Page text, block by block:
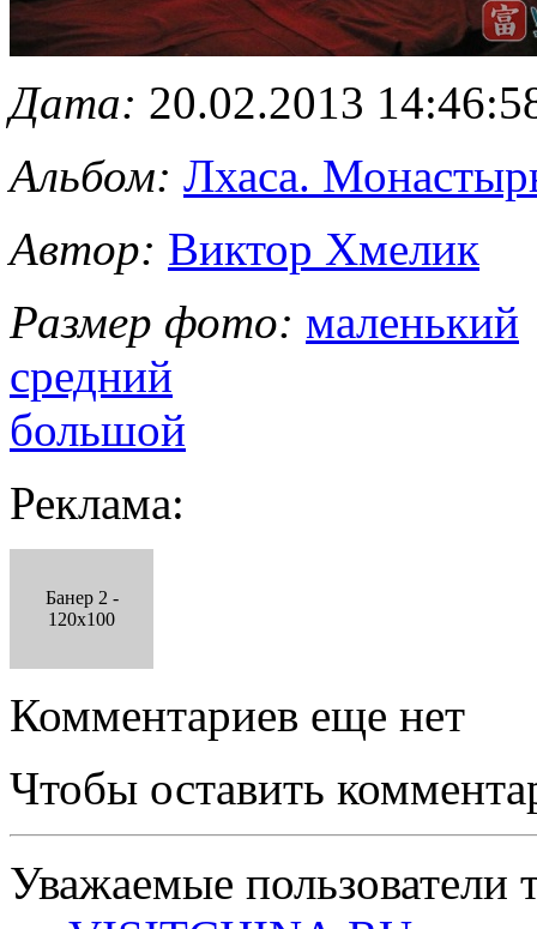
Дата: 20.02.2013
Альбом: Лхаса.
Автор: Виктор Хмелик
Размер фото: маленький
средний
большой
Реклама:
Банер 2 -
120x100
Комментариев еще нет
Чтобы оставить
Уважаемые пользователи